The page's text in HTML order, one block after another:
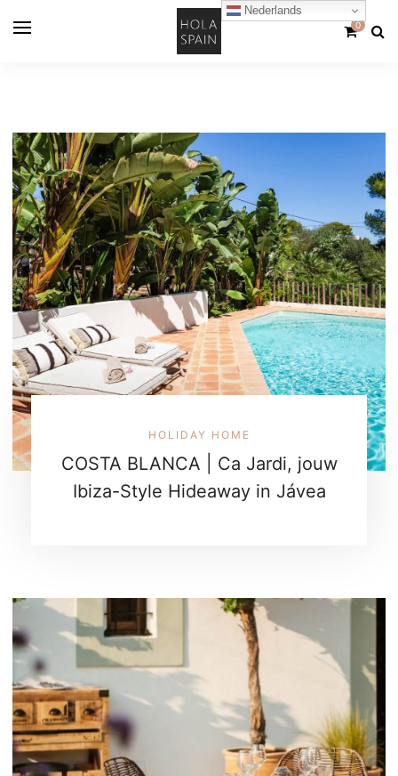
0
HOLIDAY HOME
COSTA BLANCA | Ca Jardi, jouw
Ibiza-Style Hideaway in Jávea
Nederlands